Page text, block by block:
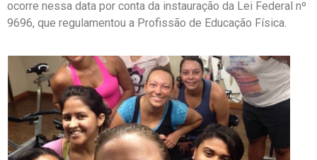
ocorre nessa data por conta da instauração da Lei Federal nº
9696, que regulamentou a Profissão de Educação Física.